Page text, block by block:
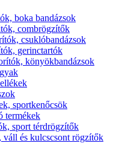
boka bandázsok
combrögzítők
csuklóbandázsok
gerinctartók
könyökbandázsok
sportkenőcsök
termékek
sport térdrögzítők
és kulcscsont rögzítők